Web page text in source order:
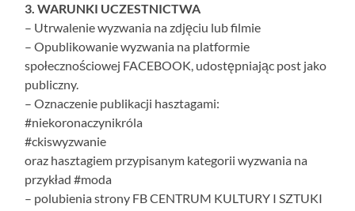
3. WARUNKI UCZESTNICTWA
– Utrwalenie wyzwania na zdjęciu lub filmie
– Opublikowanie wyzwania na platformie
społecznościowej FACEBOOK, udostępniając post jako
publiczny.
– Oznaczenie publikacji hasztagami:
#niekoronaczynikróla
#ckiswyzwanie
oraz hasztagiem przypisanym kategorii wyzwania na
przykład #moda
– polubienia strony FB CENTRUM KULTURY I SZTUKI